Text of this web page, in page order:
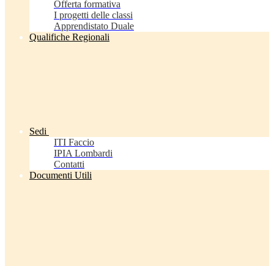
Offerta formativa
I progetti delle classi
Apprendistato Duale
Qualifiche Regionali
Sedi
ITI Faccio
IPIA Lombardi
Contatti
Documenti Utili